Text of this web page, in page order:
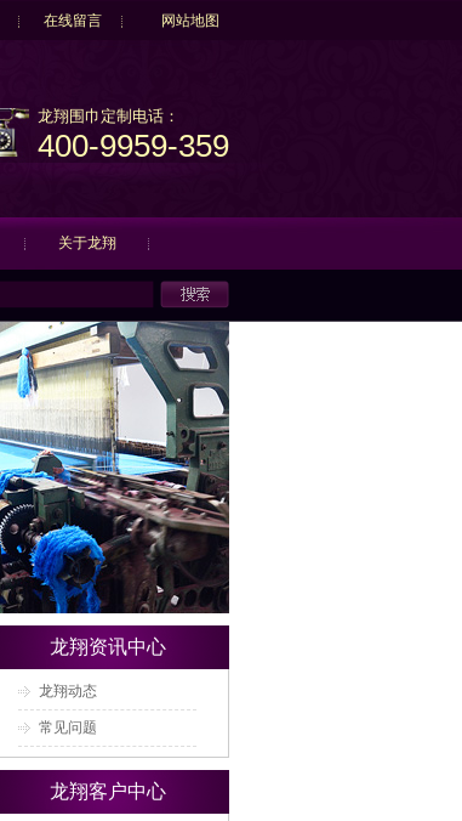
在线留言 网站地图
龙翔围巾定制电话：
400-9959-359
关于龙翔
龙翔资讯中心
龙翔动态
常见问题
龙翔客户中心